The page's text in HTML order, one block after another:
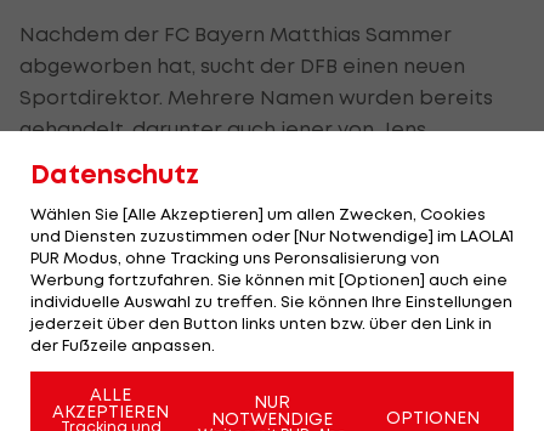
Nachdem der FC Bayern Matthias Sammer
abgeworben hat, sucht der DFB einen neuen
Sportdirektor. Mehrere Namen wurden bereits
gehandelt, darunter auch jener von Jens
Lehmann. Als Favorit gilt jedoch Oliver Kahn. Das
sieht sein Erzrivale etwas anders. "Ich glaube, Kahn
braucht die öffentliche Aufmerksamkeit. Aber
ohne Qualifikation - keine Chance", ätzt Lehmann
via "Twitter". Kahn hatte im "kicker" Interesse
gezeigt: "Interessanten Aufgaben gegenüber bin
ich immer aufgeschlossen."
Mehr zum Thema
Datenschutz
Wählen Sie [Alle Akzeptieren] um allen Zwecken, Cookies
und Diensten zuzustimmen oder [Nur Notwendige] im LAOLA1
PUR Modus, ohne Tracking uns Peronsalisierung von
Werbung fortzufahren. Sie können mit [Optionen] auch eine
individuelle Auswahl zu treffen. Sie können Ihre Einstellungen
jederzeit über den Button links unten bzw. über den Link in
der Fußzeile anpassen.
ALLE
AKZEPTIEREN
Tracking und
NUR
NOTWENDIGE
OPTIONEN